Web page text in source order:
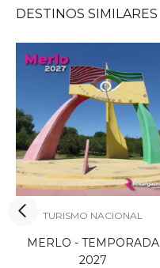
DESTINOS SIMILARES
TURISMO NACIONAL
MERLO - TEMPORADA
2027